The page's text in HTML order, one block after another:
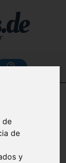
de
de
y
Essentials)